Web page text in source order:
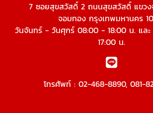
7 ซอยสุขสวัสดิ์ 2 ถนนสุขสวัสดิ์ แขวง
จอมทอง กรุงเทพมหานคร
วันจันทร์ - วันศุกร์ 08:00 - 18:00 น. และ
17:00 น.
โทรศัพท์ : 02-468-8890, 081-